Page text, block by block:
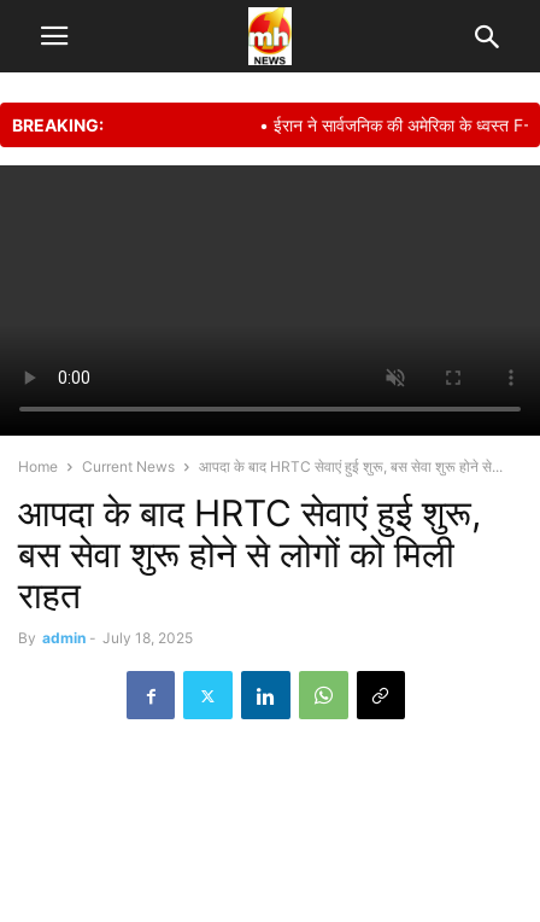
BREAKING: • ईरान ने सार्वजनिक की अमेरिका के ध्वस्त F-
Home Current News आपदा के बाद HRTC सेवाएं हुई शुरू, बस सेवा शुरू होने से...
आपदा के बाद HRTC सेवाएं हुई शुरू,
बस सेवा शुरू होने से लोगों को मिली
राहत
By admin - July 18, 2025